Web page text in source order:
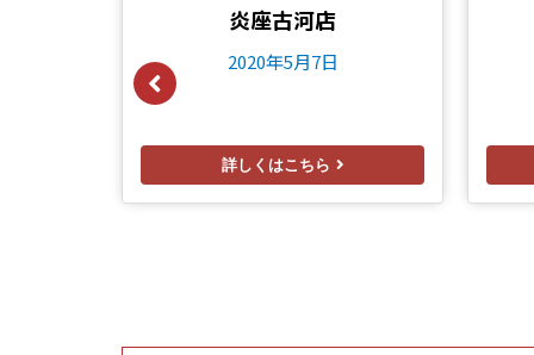
炎座古河店
2020年5月7日
詳しくはこちら